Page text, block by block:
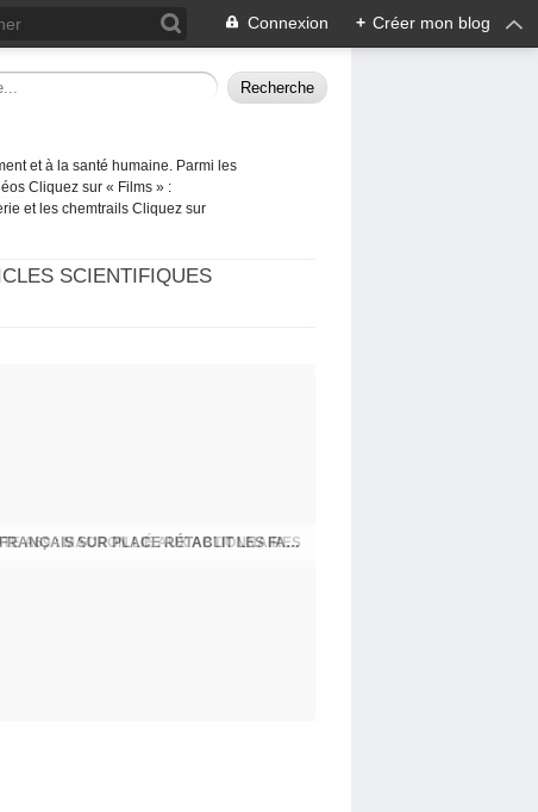
Connexion + Créer mon blog
et à la santé humaine. Parmi les
Cliquez sur « Films » :
et les chemtrails Cliquez sur
SCIENTIFIQUES
CRISE MIGRATOIRE À CEUTA : UN JEUNE FRANÇAIS SUR PLACE RÉTABLIT LES FAITS ! - RAPHAËL AYMA